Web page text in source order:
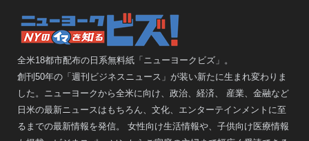
全米18都市配布の日系無料紙「ニューヨークビズ」。
創刊50年の「週刊ビジネスニュース」が装い新たに生まれ変わりま
した。ニューヨークから全米に向け、政治、経済、 産業、金融など
日米の最新ニュースはもちろん、文化、エンターテインメントに至
るまでの最新情報を発信。 女性向け生活情報や、子供向け医療情報